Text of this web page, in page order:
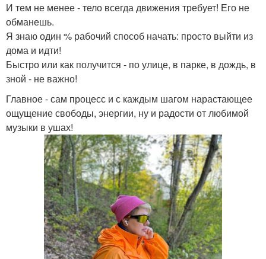
И тем не менее - тело всегда движения требует! Его не
обманешь.
Я знаю один % рабочий способ начать: просто выйти из
дома и идти!
Быстро или как получится - по улице, в парке, в дождь, в
зной - не важно!
Главное - сам процесс и с каждым шагом нарастающее
ощущение свободы, энергии, ну и радости от любимой
музыки в ушах!